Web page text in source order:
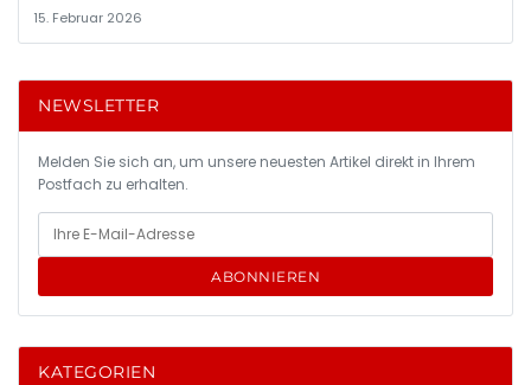
15. Februar 2026
NEWSLETTER
Melden Sie sich an, um unsere neuesten Artikel direkt in Ihrem
Postfach zu erhalten.
ABONNIEREN
KATEGORIEN